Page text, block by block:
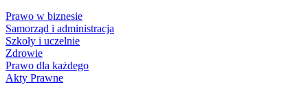
Prawo w biznesie
Samorząd i administracja
Szkoły i uczelnie
Zdrowie
Prawo dla każdego
Akty Prawne